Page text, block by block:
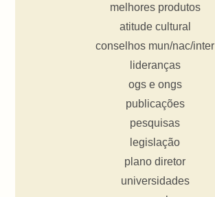
melhores produtos
atitude cultural
conselhos mun/nac/inter
lideranças
ogs e ongs
publicações
pesquisas
legislação
plano diretor
universidades